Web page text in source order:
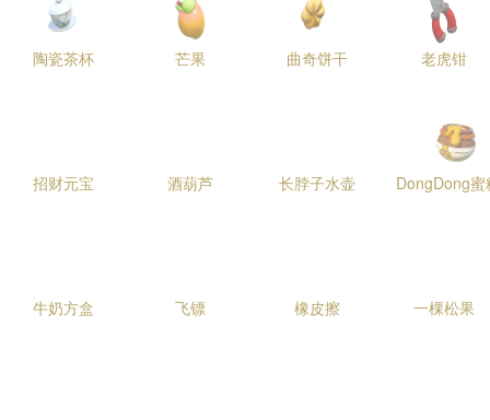
陶瓷茶杯 芒果 曲奇饼干 老虎钳
招财元宝 酒葫芦 长脖子水壶 DongDong蜜
牛奶方盒 飞镖 橡皮擦 一棵松果